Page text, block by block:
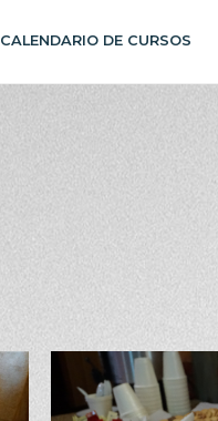
CALENDARIO DE CURSOS